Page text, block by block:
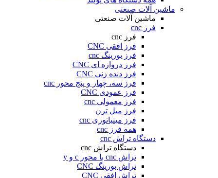
ماشین آلات صنعتی
ماشین آلات صنعتی
فرز cnc
فرز cnc
فرز افقی CNC
فرز بورینگ cnc
فرز دروازه ای CNC
فرز دنده زنی CNC
فرز سه، چهار و پنج محور cnc
فرز عمودی CNC
فرز معمولی cnc
فرز میل ترن
فرز مینیاتوری cnc
همه فرز cnc
دستگاه تراش cnc
دستگاه تراش cnc
تراش cnc با محور c و y
تراش بورینگ CNC
تراش افقی CNC